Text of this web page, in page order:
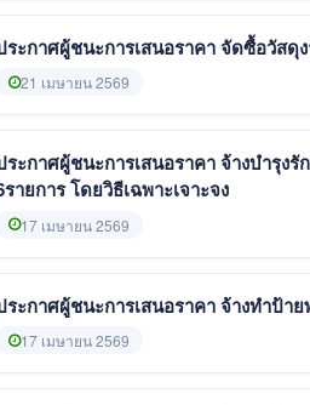
21 เมษายน 2569
ระกาศผู้ชนะการเสนอราคา จ้างบำรุง
รายการ โดยวิธีเฉพาะเจาะจง
17 เมษายน 2569
17 เมษายน 2569